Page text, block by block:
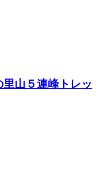
里山５連峰トレッ